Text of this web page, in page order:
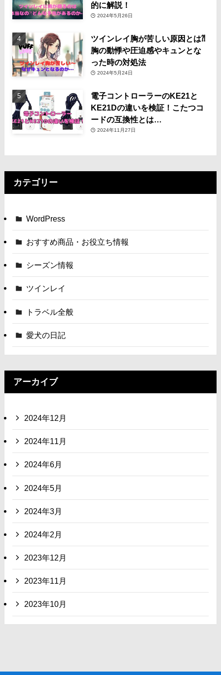
的に解説！
2024年5月26日
ツインレイ胸が苦しい原因とは⁈
胸の動悸や圧迫感やキュンとな
った時の対処法
2024年5月24日
電子コントローラーのKE21と
KE21Dの違いを検証！こたつコ
ードの互換性とは…
2024年11月27日
カテゴリー
WordPress
おすすめ商品・お役立ち情報
シーズン情報
ツインレイ
トラベル全般
愛犬の日記
アーカイブ
2024年12月
2024年11月
2024年6月
2024年5月
2024年3月
2024年2月
2023年12月
2023年11月
2023年10月